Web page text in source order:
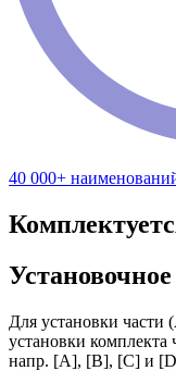
40 000+
Для установки части
установки комплекта
напр. [А], [B], [С] и